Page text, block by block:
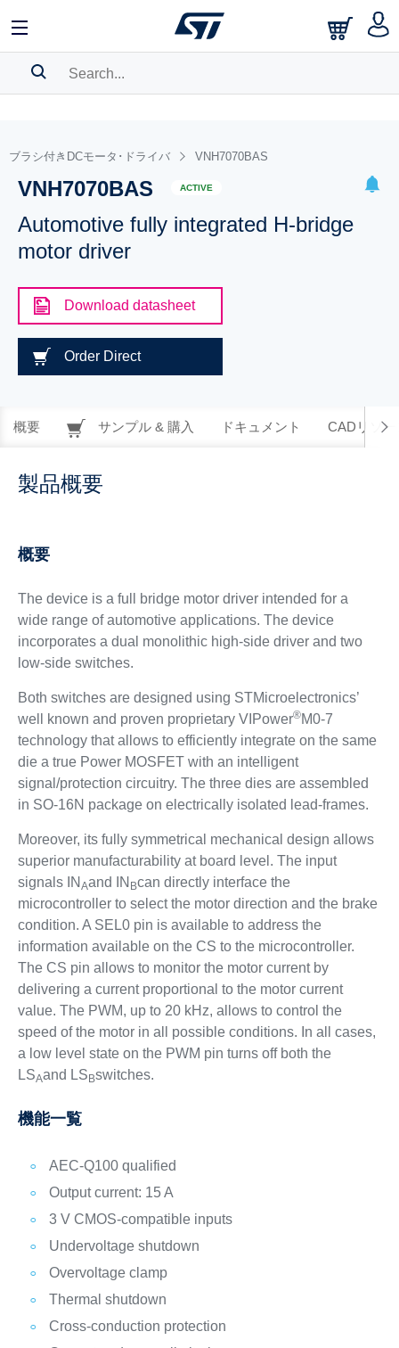
BOOKMARK
Pleaselog into show your saved searches.
ブラシ付きDCモータ･ドライバ VNH7070BAS
VNH7070BAS ACTIVE
Automotive fully integrated H-bridge
motor driver
Download datasheet
Order Direct
概要 サンプル & 購入 ドキュメント CADリソー
製品概要
概要
The device is a full bridge motor driver intended for a
wide range of automotive applications. The device
incorporates a dual monolithic high-side driver and two
low-side switches.
Both switches are designed using STMicroelectronics’
well known and proven proprietary VIPower®M0-7
technology that allows to efficiently integrate on the same
die a true Power MOSFET with an intelligent
signal/protection circuitry. The three dies are assembled
in SO-16N package on electrically isolated lead-frames.
Moreover, its fully symmetrical mechanical design allows
superior manufacturability at board level. The input
signals IN Aand IN Bcan directly interface the
microcontroller to select the motor direction and the brake
condition. A SEL0 pin is available to address the
information available on the CS to the microcontroller.
The CS pin allows to monitor the motor current by
delivering a current proportional to the motor current
value. The PWM, up to 20 kHz, allows to control the
speed of the motor in all possible conditions. In all cases,
a low level state on the PWM pin turns off both the
LSAand LS Bswitches.
機能一覧
AEC-Q100 qualified
Output current: 15 A
3 V CMOS-compatible inputs
Undervoltage shutdown
Overvoltage clamp
Thermal shutdown
Cross-conduction protection